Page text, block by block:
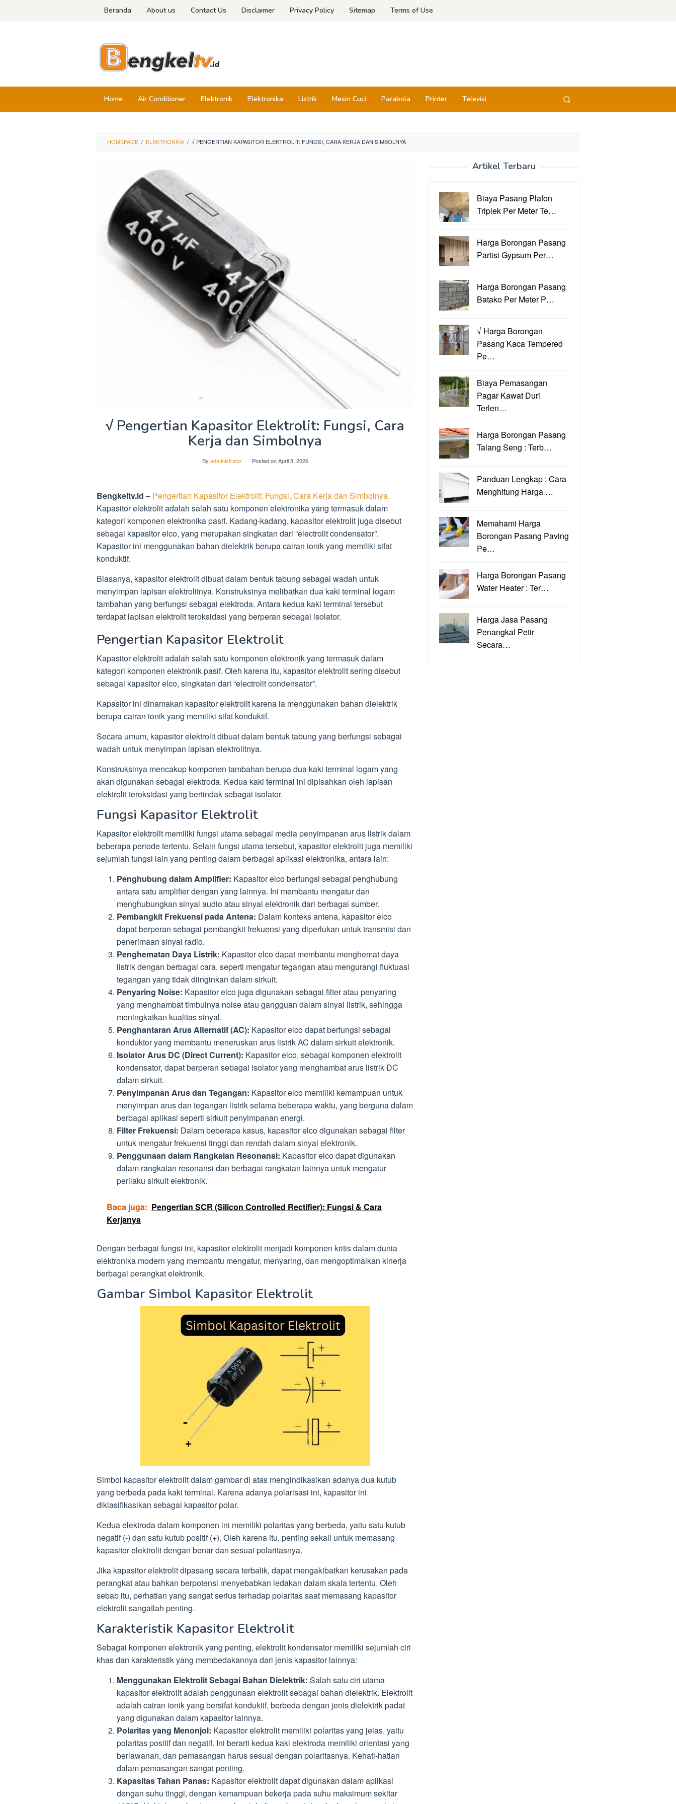
Beranda About us Contact Us Disclaimer Privacy Policy Sitemap Terms of Use
Home Air Conditioner Elektronik Elektronika Listrik Mesin Cuci Parabola Printer Televisi
HOMEPAGE / ELEKTRONIKA / √ PENGERTIAN KAPASITOR ELEKTROLIT: FUNGSI, CARA KERJA DAN SIMBOLNYA
√ Pengertian Kapasitor Elektrolit: Fungsi, Cara
Kerja dan Simbolnya
By administrator Posted onApril 5, 2026
Bengkeltv.id – Pengertian Kapasitor Elektrolit: Fungsi, Cara Kerja dan Simbolnya.
Kapasitor elektrolit adalah salah satu komponen elektronika yang termasuk dalam
kategori komponen elektronika pasif. Kadang-kadang, kapasitor elektrolit juga disebut
sebagai kapasitor elco, yang merupakan singkatan dari “electrolit condensator”.
Kapasitor ini menggunakan bahan dielektrik berupa cairan ionik yang memiliki sifat
konduktif.
Biasanya, kapasitor elektrolit dibuat dalam bentuk tabung sebagai wadah untuk
menyimpan lapisan elektrolitnya. Konstruksinya melibatkan dua kaki terminal logam
tambahan yang berfungsi sebagai elektroda. Antara kedua kaki terminal tersebut
terdapat lapisan elektrolit teroksidasi yang berperan sebagai isolator.
Pengertian Kapasitor Elektrolit
Kapasitor elektrolit adalah salah satu komponen elektronik yang termasuk dalam
kategori komponen elektronik pasif. Oleh karena itu, kapasitor elektrolit sering disebut
sebagai kapasitor elco, singkatan dari “electrolit condensator”.
Kapasitor ini dinamakan kapasitor elektrolit karena ia menggunakan bahan dielektrik
berupa cairan ionik yang memiliki sifat konduktif.
Secara umum, kapasitor elektrolit dibuat dalam bentuk tabung yang berfungsi sebagai
wadah untuk menyimpan lapisan elektrolitnya.
Konstruksinya mencakup komponen tambahan berupa dua kaki terminal logam yang
akan digunakan sebagai elektroda. Kedua kaki terminal ini dipisahkan oleh lapisan
elektrolit teroksidasi yang bertindak sebagai isolator.
Fungsi Kapasitor Elektrolit
Kapasitor elektrolit memiliki fungsi utama sebagai media penyimpanan arus listrik dalam
beberapa periode tertentu. Selain fungsi utama tersebut, kapasitor elektrolit juga memiliki
sejumlah fungsi lain yang penting dalam berbagai aplikasi elektronika, antara lain:
Penghubung dalam Amplifier: Kapasitor elco berfungsi sebagai penghubung
antara satu amplifier dengan yang lainnya. Ini membantu mengatur dan
menghubungkan sinyal audio atau sinyal elektronik dari berbagai sumber.
Pembangkit Frekuensi pada Antena: Dalam konteks antena, kapasitor elco
dapat berperan sebagai pembangkit frekuensi yang diperlukan untuk transmisi dan
penerimaan sinyal radio.
Penghematan Daya Listrik: Kapasitor elco dapat membantu menghemat daya
listrik dengan berbagai cara, seperti mengatur tegangan atau mengurangi fluktuasi
tegangan yang tidak diinginkan dalam sirkuit.
Penyaring Noise: Kapasitor elco juga digunakan sebagai filter atau penyaring
yang menghambat timbulnya noise atau gangguan dalam sinyal listrik, sehingga
meningkatkan kualitas sinyal.
Penghantaran Arus Alternatif (AC): Kapasitor elco dapat berfungsi sebagai
konduktor yang membantu meneruskan arus listrik AC dalam sirkuit elektronik.
Isolator Arus DC (Direct Current): Kapasitor elco, sebagai komponen elektrolit
kondensator, dapat berperan sebagai isolator yang menghambat arus listrik DC
dalam sirkuit.
Penyimpanan Arus dan Tegangan: Kapasitor elco memiliki kemampuan untuk
menyimpan arus dan tegangan listrik selama beberapa waktu, yang berguna dalam
berbagai aplikasi seperti sirkuit penyimpanan energi.
Filter Frekuensi: Dalam beberapa kasus, kapasitor elco digunakan sebagai filter
untuk mengatur frekuensi tinggi dan rendah dalam sinyal elektronik.
Penggunaan dalam Rangkaian Resonansi: Kapasitor elco dapat digunakan
dalam rangkaian resonansi dan berbagai rangkaian lainnya untuk mengatur
perilaku sirkuit elektronik.
Baca juga: Pengertian SCR (Silicon Controlled Rectifier): Fungsi & Cara
Kerjanya
Dengan berbagai fungsi ini, kapasitor elektrolit menjadi komponen kritis dalam dunia
elektronika modern yang membantu mengatur, menyaring, dan mengoptimalkan kinerja
berbagai perangkat elektronik.
Gambar Simbol Kapasitor Elektrolit
Simbol kapasitor elektrolit dalam gambar di atas mengindikasikan adanya dua kutub
yang berbeda pada kaki terminal. Karena adanya polarisasi ini, kapasitor ini
diklasifikasikan sebagai kapasitor polar.
Kedua elektroda dalam komponen ini memiliki polaritas yang berbeda, yaitu satu kutub
negatif (-) dan satu kutub positif (+). Oleh karena itu, penting sekali untuk memasang
kapasitor elektrolit dengan benar dan sesuai polaritasnya.
Jika kapasitor elektrolit dipasang secara terbalik, dapat mengakibatkan kerusakan pada
perangkat atau bahkan berpotensi menyebabkan ledakan dalam skala tertentu. Oleh
sebab itu, perhatian yang sangat serius terhadap polaritas saat memasang kapasitor
elektrolit sangatlah penting.
Karakteristik Kapasitor Elektrolit
Sebagai komponen elektronik yang penting, elektrolit kondensator memiliki sejumlah ciri
khas dan karakteristik yang membedakannya dari jenis kapasitor lainnya:
Menggunakan Elektrolit Sebagai Bahan Dielektrik: Salah satu ciri utama
kapasitor elektrolit adalah penggunaan elektrolit sebagai bahan dielektrik. Elektrolit
adalah cairan ionik yang bersifat konduktif, berbeda dengan jenis dielektrik padat
yang digunakan dalam kapasitor lainnya.
Polaritas yang Menonjol: Kapasitor elektrolit memiliki polaritas yang jelas, yaitu
polaritas positif dan negatif. Ini berarti kedua kaki elektroda memiliki orientasi yang
berlawanan, dan pemasangan harus sesuai dengan polaritasnya. Kehati-hatian
dalam pemasangan sangat penting.
Kapasitas Tahan Panas: Kapasitor elektrolit dapat digunakan dalam aplikasi
dengan suhu tinggi, dengan kemampuan bekerja pada suhu maksimum sekitar
Artikel Terbaru
Biaya Pasang Plafon
Triplek Per Meter Te…
Harga Borongan Pasang
Partisi Gypsum Per…
Harga Borongan Pasang
Batako Per Meter P…
√ Harga Borongan
Pasang Kaca Tempered
Pe…
Biaya Pemasangan
Pagar Kawat Duri
Terlen…
Harga Borongan Pasang
Talang Seng : Terb…
Panduan Lengkap : Cara
Menghitung Harga …
Memahami Harga
Borongan Pasang Paving
Pe…
Harga Borongan Pasang
Water Heater : Ter…
Harga Jasa Pasang
Penangkal Petir
Secara…